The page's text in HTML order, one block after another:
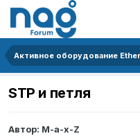
STP и петля
Автор: M-a-x-Z